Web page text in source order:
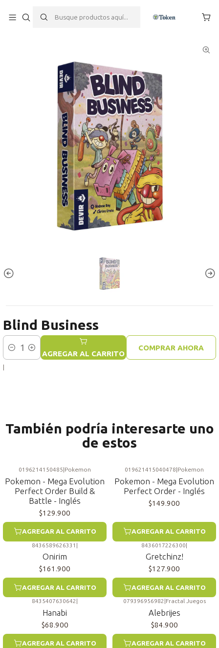
Blind Business
Cantidad AGREGAR AL CARRITO
COMPRAR AHORA
|
También podría interesarte uno
de estos
0196214150485 Pokemon
Pokemon - Mega Evolution
Perfect Order Build &
Battle - Inglés
$129.900
AGREGAR AL CARRITO
019621415040478 Pokemon
Pokemon - Mega Evolution
Perfect Order - Inglés
$149.900
AGREGAR AL CARRITO
8436589626331 |
Onirim
$161.900
AGREGAR AL CARRITO
8436017226300|
Gretchinz!
$127.900
AGREGAR AL CARRITO
8435407630642
Hanabi
$68.900
AGREGAR AL CARRITO
079396956982 Fractal Juegos
Alebrijes
$84.900
AGREGAR AL CARRITO